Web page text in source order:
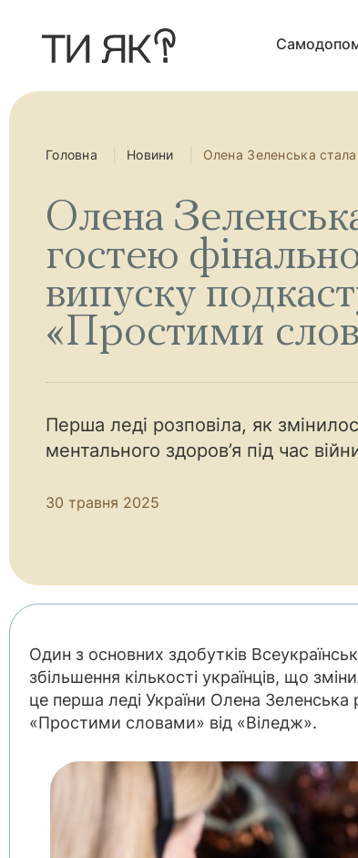
и
д
Головна Новини Олена Зеленська
Олена
гостею
випуску
«Простими
Перша леді розповіла, як
ментального здоров’я під час
30 травня 2025
Один з основних здобутків
збільшення кількості українців, що
це перша леді України Олена Зеленська
«Простими словами» від «Віледж».